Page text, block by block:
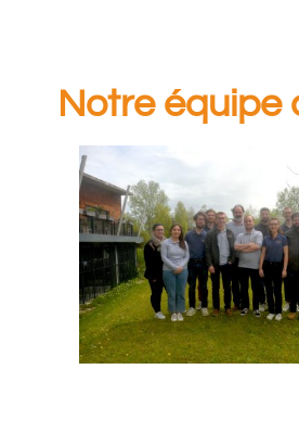
Notre équipe